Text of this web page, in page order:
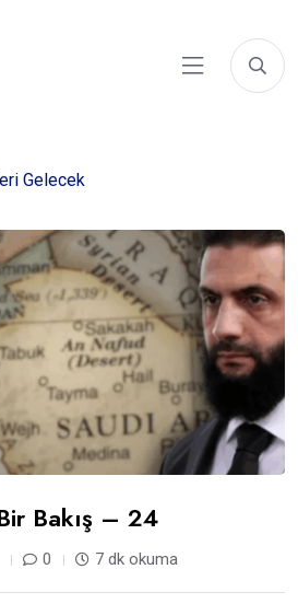
Gelecek
Bakış – 24
0 7 dk okuma